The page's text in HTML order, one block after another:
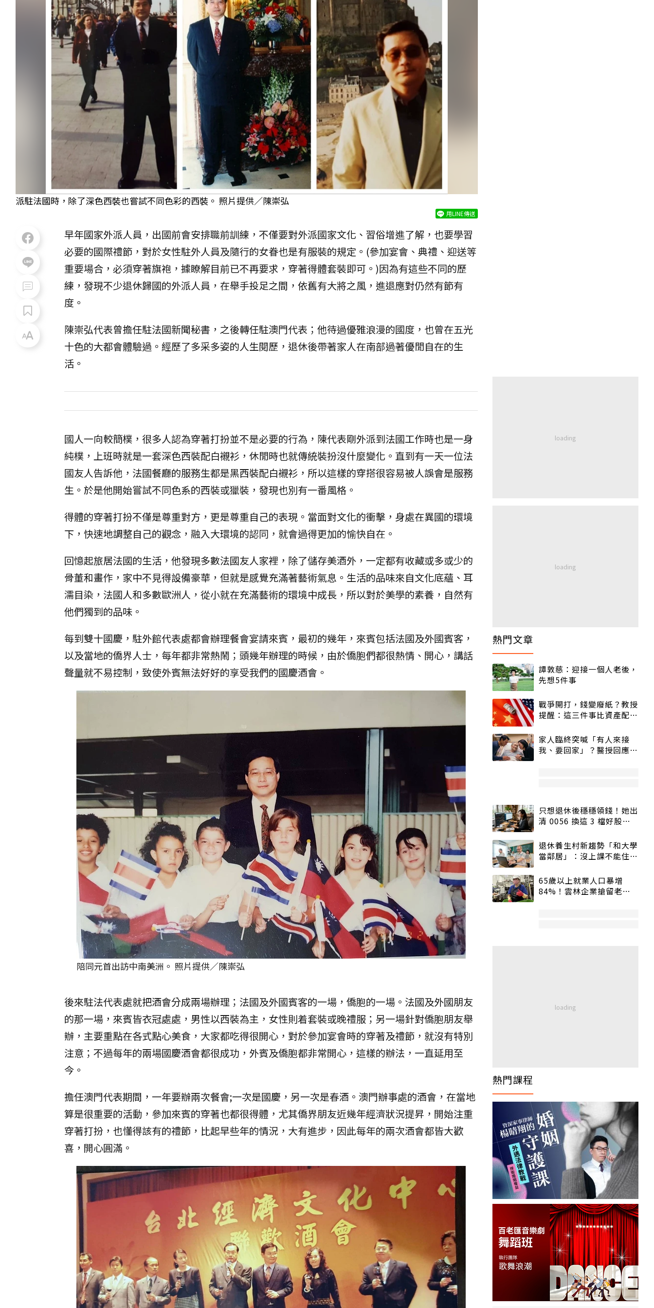
派駐法國時，除了深色西裝也嘗試不同色彩的西裝。 照片提供／陳崇弘
用LINE傳送
早年國家外派人員，出國前會安排職前訓練，不僅要對外派國家文化、習俗增進了解，也要學習
必要的國際禮節，對於女性駐外人員及隨行的女眷也是有服裝的規定。(參加宴會、典禮、迎送等
重要場合，必須穿著旗袍，據瞭解目前已不再要求，穿著得體套裝即可。)因為有這些不同的歷
練，發現不少退休歸國的外派人員，在舉手投足之間，依舊有大將之風，進退應對仍然有節有
度。
陳崇弘代表曾擔任駐法國新聞秘書，之後轉任駐澳門代表；他待過優雅浪漫的國度，也曾在五光
十色的大都會體驗過。經歷了多采多姿的人生閱歷，退休後帶著家人在南部過著優閒自在的生
活。
國人一向較簡樸，很多人認為穿著打扮並不是必要的行為，陳代表剛外派到法國工作時也是一身
純樸，上班時就是一套深色西裝配白襯衫，休閒時也就傳統裝扮沒什麼變化。直到有一天一位法
國友人告訴他，法國餐廳的服務生都是黑西裝配白襯衫，所以這樣的穿搭很容易被人誤會是服務
生。於是他開始嘗試不同色系的西裝或獵裝，發現也別有一番風格。
得體的穿著打扮不僅是尊重對方，更是尊重自己的表現。當面對文化的衝擊，身處在異國的環境
下，快速地調整自己的觀念，融入大環境的認同，就會過得更加的愉快自在。
回憶起旅居法國的生活，他發現多數法國友人家裡，除了儲存美酒外，一定都有收藏或多或少的
骨董和畫作，家中不見得設備豪華，但就是感覺充滿著藝術氣息。生活的品味來自文化底蘊、耳
濡目染，法國人和多數歐洲人，從小就在充滿藝術的環境中成長，所以對於美學的素養，自然有
他們獨到的品味。
每到雙十國慶，駐外館代表處都會辦理餐會宴請來賓，最初的幾年，來賓包括法國及外國賓客，
以及當地的僑界人士，每年都非常熱鬧；頭幾年辦理的時候，由於僑胞們都很熱情、開心，講話
聲量就不易控制，致使外賓無法好好的享受我們的國慶酒會。
陪同元首出訪中南美洲。 照片提供／陳崇弘
後來駐法代表處就把酒會分成兩場辦理；法國及外國賓客的一場，僑胞的一場。法國及外國朋友
的那一場，來賓皆衣冠處處，男性以西裝為主，女性則着套裝或晚禮服；另一場針對僑胞朋友舉
辦，主要重點在各式點心美食，大家都吃得很開心，對於參加宴會時的穿著及禮節，就沒有特別
注意；不過每年的兩場國慶酒會都很成功，外賓及僑胞都非常開心，這樣的辦法，一直延用至
今。
擔任澳門代表期間，一年要辦兩次餐會;一次是國慶，另一次是春酒。澳門辦事處的酒會，在當地
算是很重要的活動，參加來賓的穿著也都很得體，尤其僑界朋友近幾年經濟狀況提昇，開始注重
穿著打扮，也懂得該有的禮節，比起早些年的情況，大有進步，因此每年的兩次酒會都皆大歡
喜，開心圓滿。
熱門文章
譚敦慈：迎接一個人老後，
先想5件事
戰爭開打，錢變廢紙？教授
提醒：這三件事比資產配置
家人臨終突喊「有人來接
我、要回家」？醫授回應方
只想退休後穩穩領錢！她出
清 0056 換這 3 檔好股：
退休養生村新趨勢「和大學
當鄰居」：沒上課不能住、
65歲以上就業人口暴增
84%！雲林企業搶留老員
熱門課程